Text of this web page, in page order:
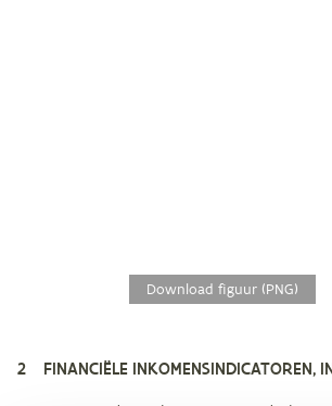
Download figuur (PNG)
2 FINANCIËLE INKOMENSINDICATOREN,